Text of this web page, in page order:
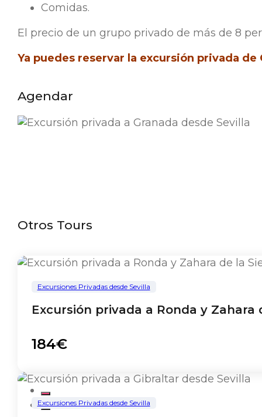
Comidas.
El precio de un grupo privado de más de 8
Ya puedes reservar la excursión privada
Agendar
Otros Tours
Excursiones Privadas desde Sevilla
Excursión privada a Ronda y Zahara
184€
Excursiones Privadas desde Sevilla